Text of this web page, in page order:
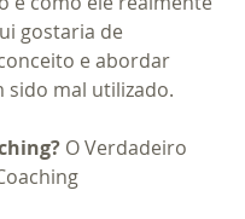
gostaria de
e abordar
sido mal utilizado.
O Verdadeiro